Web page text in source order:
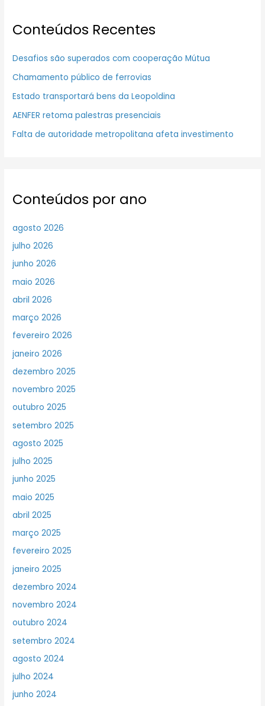
Conteúdos Recentes
Desafios são superados com cooperação Mútua
Chamamento público de ferrovias
Estado transportará bens da Leopoldina
AENFER retoma palestras presenciais
Falta de autoridade metropolitana afeta investimento
Conteúdos por ano
agosto 2026
julho 2026
junho 2026
maio 2026
abril 2026
março 2026
fevereiro 2026
janeiro 2026
dezembro 2025
novembro 2025
outubro 2025
setembro 2025
agosto 2025
julho 2025
junho 2025
maio 2025
abril 2025
março 2025
fevereiro 2025
janeiro 2025
dezembro 2024
novembro 2024
outubro 2024
setembro 2024
agosto 2024
julho 2024
junho 2024